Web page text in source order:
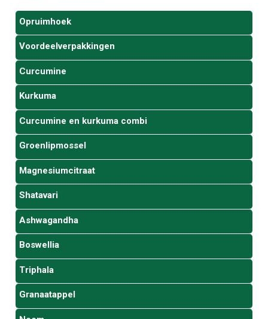
Opruimhoek
Voordeelverpakkingen
Curcumine
Kurkuma
Curcumine en kurkuma combi
Groenlipmossel
Magnesiumcitraat
Shatavari
Ashwagandha
Boswellia
Triphala
Granaatappel